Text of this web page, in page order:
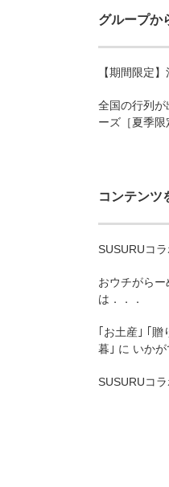
グループか
【期間限定
全国の行列が
ーズ［夏季限
コンテンツ
SUSURUコ
おウチがらー
は．．．
｢お土産｣ ｢
暮｣ に いか
SUSURUコ